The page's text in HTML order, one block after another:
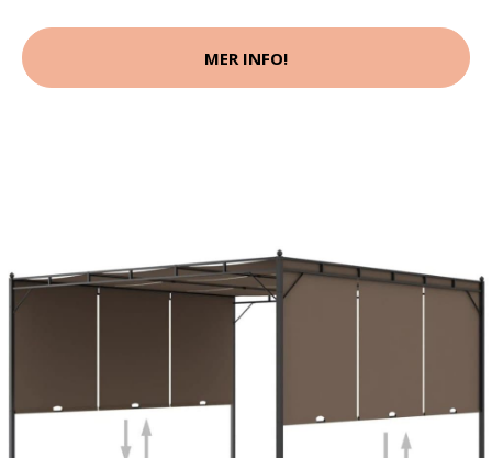
MER INFO!